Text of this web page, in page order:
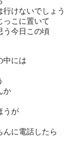
けないでしょう
こに置いて
今日この頃
中には
か
うが
に電話したら